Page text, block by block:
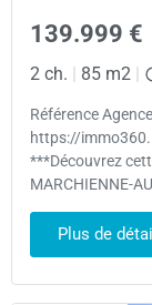
139.999 €
2 ch. | 85 m2 |
Référence
https://
***Découvrez
MARCHIENNE-
Plus de